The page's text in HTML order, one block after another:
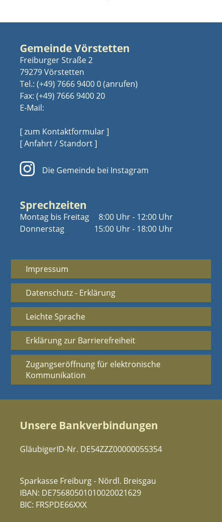
Gemeinde Vörstetten
Freiburger Straße 2
79279 Vörstetten
Tel.: (+49) 7666 9400 0
Fax: (+49) 7666 9400 20
E-Mail:
[ zum Kontaktformular ]
[ Anfahrt / Standort ]
Die Gemeinde bei Instagram
Sprechzeiten
Montag bis Freitag
Donnerstag
8:00 Uhr - 12:00 Uhr
15:00 Uhr - 18:00 Uhr
Impressum
Datenschutz - Erklärung
Leichte Sprache
Erklärung zur Barrierefreiheit
Zugangseröffnung für elektronische
Kommunikation
Unsere Bankverbindungen
GläubigerID-Nr. DE54ZZZ00000055354
Sparkasse Freiburg - Nördl. Breisgau
IBAN: DE75680501010020021629
BIC: FRSPDE66XXX